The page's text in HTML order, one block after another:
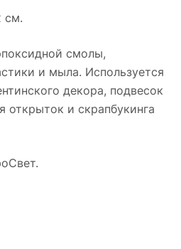
см.
смолы,
и мыла. Используется
декора, подвесок
открыток и скрапбукинга